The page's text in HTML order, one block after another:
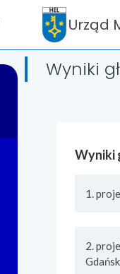
Urząd
Wyniki
Wyniki
1.
2.